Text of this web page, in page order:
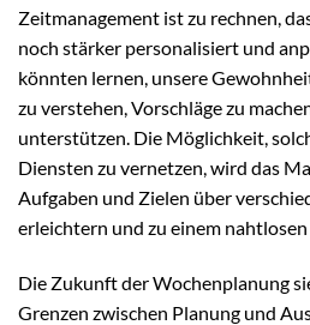
Zeitmanagement ist zu rechnen,
noch stärker personalisiert und
könnten lernen, unsere
zu verstehen, Vorschläge zu
unterstützen. Die Möglichkeit,
Diensten zu vernetzen, wird das
Aufgaben und Zielen über
erleichtern und zu einem
Die Zukunft der Wochenplanung
Grenzen zwischen Planung und